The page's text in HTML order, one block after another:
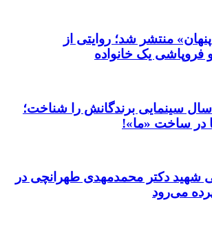
منتشر شد؛ روایتی از
فروپاشی یک خانواده
سینمایی برندگانش را شناخت؛
در ساخت «ما»!
شهید دکتر محمدمهدی طهرانچی در
می‌رود